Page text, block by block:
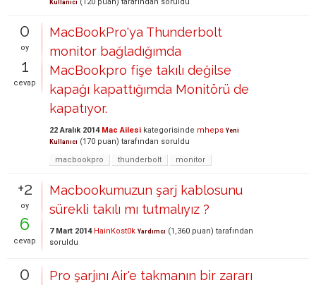
Kullanıcı
0
oy
1
cevap
MacBookPro'ya Thunderbolt
monitor bağladığımda
MacBookpro fişe takılı değilse
kapağı kapattığımda Monitörü de
kapatıyor.
22 Aralık 2014 Mac Ailesi kategorisinde mheps Yeni
Kullanıcı (170 puan) tarafından soruldu
macbookpro
thunderbolt monitor
+2
oy
6
cevap
Macbookumuzun şarj kablosunu
sürekli takılı mı tutmalıyız ?
7 Mart 2014 HainKost0k Yardımcı (1,360 puan) tarafından
soruldu
0
Pro şarjını Air'e takmanın bir zararı